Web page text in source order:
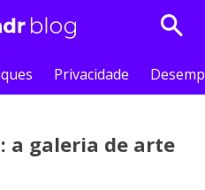
Privacidade
a galeria de arte